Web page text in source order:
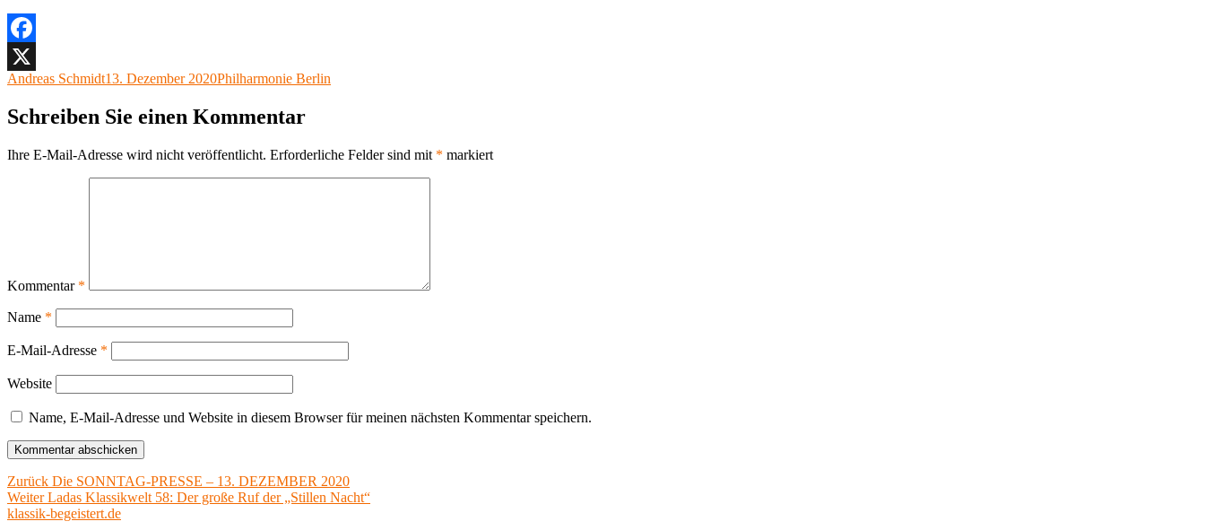
Facebook
X
Autor
Andreas SchmidtVeröffentlicht
13. Dezember 2020Kategorien
Philharmonie Berlin
Schreiben Sie einen Kommentar
Ihre E-Mail-Adresse wird nicht veröffentlicht. Erforderliche Felder sind mit * markiert
Kommentar *
Name *
E-Mail-Adresse *
Website
Name, E-Mail-Adresse und Website in diesem Browser für meinen nächsten Kommentar speichern.
Beitragsnavigation
Zurück Vorheriger
Beitrag:
Die SONNTAG-PRESSE – 13. DEZEMBER 2020
Weiter Nächster
Beitrag:
Ladas Klassikwelt 58: Der große Ruf der „Stillen Nacht“
klassik-begeistert.de